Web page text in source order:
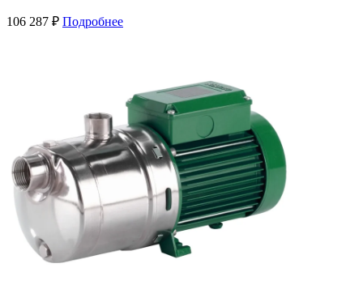
106 287 ₽ Подробнее